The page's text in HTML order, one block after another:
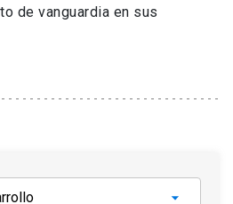
de vanguardia en sus